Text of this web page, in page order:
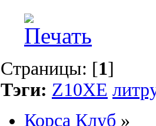
Страницы: [1]
Тэги: Z10XE
Корса Клуб »